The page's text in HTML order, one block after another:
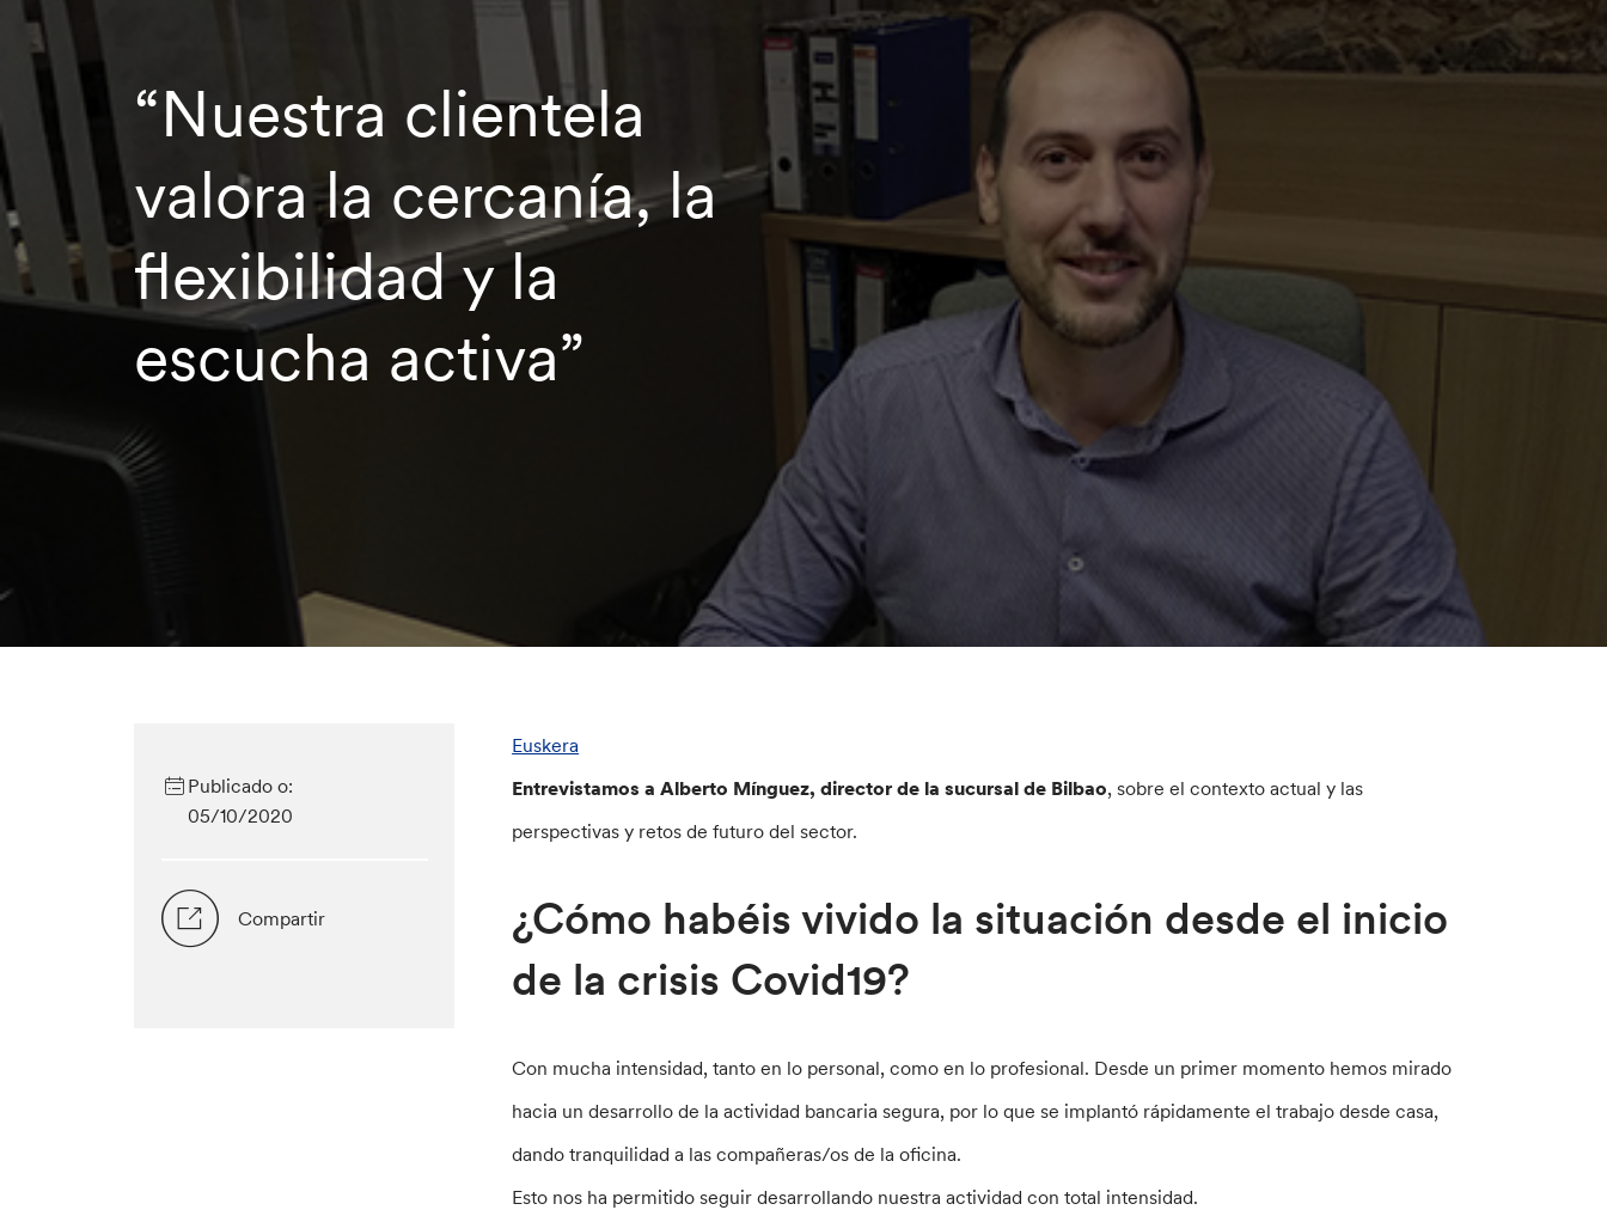
“Nuestra clientela
valora la cercanía, la
flexibilidad y la
escucha activa”
Publicado o:
05/10/2020
Compartir
Euskera
Entrevistamos a Alberto Mínguez, director de la sucursal de Bilbao, sobre el contexto actual y las
perspectivas y retos de futuro del sector.
¿Cómo habéis vivido la situación desde el inicio
de la crisis Covid19?
Con mucha intensidad, tanto en lo personal, como en lo profesional. Desde un primer momento hemos mirado
hacia un desarrollo de la actividad bancaria segura, por lo que se implantó rápidamente el trabajo desde casa,
dando tranquilidad a las compañeras/os de la oficina.
Esto nos ha permitido seguir desarrollando nuestra actividad con total intensidad.